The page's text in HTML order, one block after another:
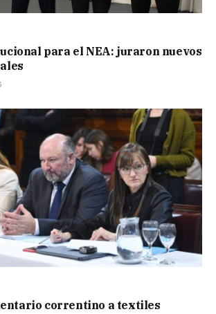
para el NEA: juraron nuevos
correntino a textiles